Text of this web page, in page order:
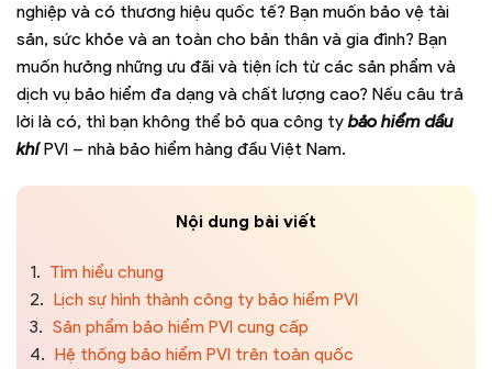
nghiệp và có thương hiệu quốc tế? Bạn muốn bảo vệ tài
sản, sức khỏe và an toàn cho bản thân và gia đình? Bạn
muốn hưởng những ưu đãi và tiện ích từ các sản phẩm và
dịch vụ bảo hiểm đa dạng và chất lượng cao? Nếu câu trả
lời là có, thì bạn không thể bỏ qua công ty bảo hiểm dầu
khíPVI – nhà bảo hiểm hàng đầu Việt Nam.
Nội dung bài viết
1. Tìm hiểu chung
2. Lịch sự hình thành công ty bảo hiểm PVI
3. Sản phẩm bảo hiểm PVI cung cấp
4. Hệ thống bảo hiểm PVI trên toàn quốc